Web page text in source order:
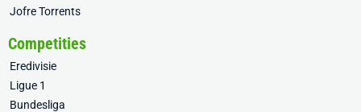
Jofre Torrents
Competities
Eredivisie
Ligue 1
Bundesliga